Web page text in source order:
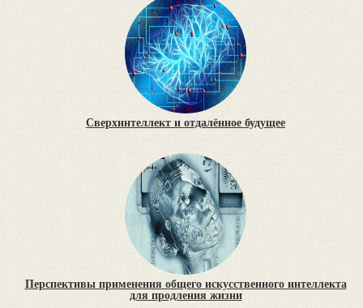
Сверхинтеллект и отдалённое будущее
Перспективы применения общего искусственного интеллекта
для продления жизни